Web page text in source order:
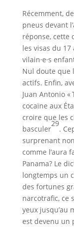
Récemment,
pneus devant
réponse, cette
les visas du
vilain·e·s
Nul doute que
actifs. Enfin,
Juan Antonio «
cocaïne aux
croire que les
basculer
29
.
surprenant
comme l’aura
Panama? Le
longtemps un
des fortunes
narcotrafic, ce
yeux jusqu’au
est devenu un